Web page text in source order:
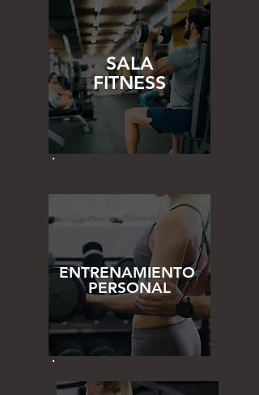
SALA
FITNESS
ENTRENAMIENTO
PERSONAL